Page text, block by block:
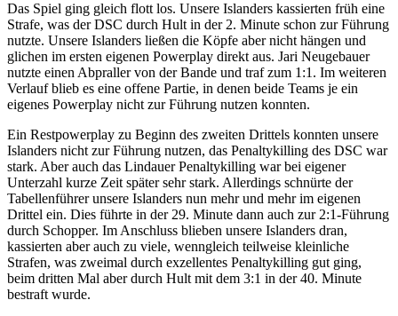
Das Spiel ging gleich flott los. Unsere Islanders kassierten früh eine
Strafe, was der DSC durch Hult in der 2. Minute schon zur Führung
nutzte. Unsere Islanders ließen die Köpfe aber nicht hängen und
glichen im ersten eigenen Powerplay direkt aus. Jari Neugebauer
nutzte einen Abpraller von der Bande und traf zum 1:1. Im weiteren
Verlauf blieb es eine offene Partie, in denen beide Teams je ein
eigenes Powerplay nicht zur Führung nutzen konnten.
Ein Restpowerplay zu Beginn des zweiten Drittels konnten unsere
Islanders nicht zur Führung nutzen, das Penaltykilling des DSC war
stark. Aber auch das Lindauer Penaltykilling war bei eigener
Unterzahl kurze Zeit später sehr stark. Allerdings schnürte der
Tabellenführer unsere Islanders nun mehr und mehr im eigenen
Drittel ein. Dies führte in der 29. Minute dann auch zur 2:1-Führung
durch Schopper. Im Anschluss blieben unsere Islanders dran,
kassierten aber auch zu viele, wenngleich teilweise kleinliche
Strafen, was zweimal durch exzellentes Penaltykilling gut ging,
beim dritten Mal aber durch Hult mit dem 3:1 in der 40. Minute
bestraft wurde.